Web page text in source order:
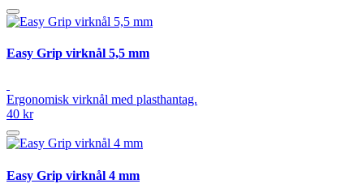
Easy Grip virknål 5,5 mm
Ergonomisk virknål med plasthantag.
40 kr
Easy Grip virknål 4 mm